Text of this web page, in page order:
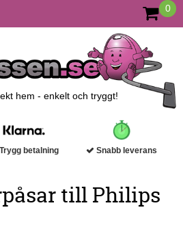
0
hem - enkelt och tryggt!
Trygg betalning Snabb leverans
till Philips